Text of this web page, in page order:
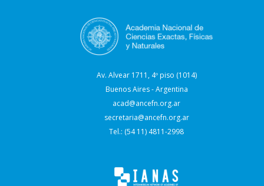
Av. Alvear 1711, 4º piso (1014)
Buenos Aires - Argentina
acad@ancefn.org.ar
secretaria@ancefn.org.ar
Tel.: (54 11) 4811-2998